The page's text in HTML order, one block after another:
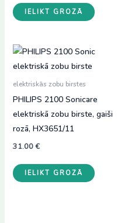
IELIKT GROZĀ
elektriskās zobu birstes
PHILIPS 2100 Sonicare
elektriskā zobu birste, gaiši
rozā, HX3651/11
31.00€
IELIKT GROZĀ